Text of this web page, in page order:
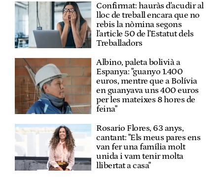
Confirmat: hauràs d'acudir al
lloc de treball encara que no
rebis la nòmina segons
l'article 50 de l'Estatut dels
Treballadors
Albino, paleta bolivià a
Espanya: "guanyo 1.400
euros, mentre que a Bolívia
en guanyava uns 400 euros
per les mateixes 8 hores de
feina"
Rosario Flores, 63 anys,
cantant: "Els meus pares ens
van fer una família molt
unida i vam tenir molta
llibertat a casa"